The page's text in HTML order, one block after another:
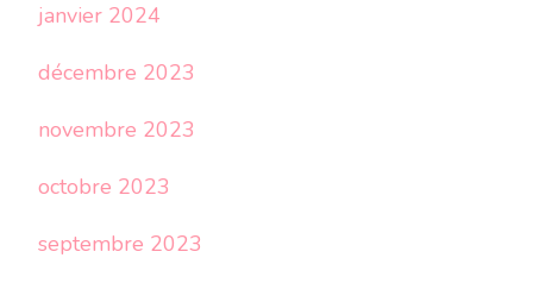
janvier 2024
décembre 2023
novembre 2023
octobre 2023
septembre 2023